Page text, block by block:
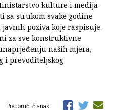
kulture i medija
sa strukom svake godine
poziva koje raspisuje.
za sve konstruktivne
naših mjera,
i prevoditeljskog
Preporuči članak